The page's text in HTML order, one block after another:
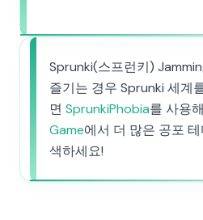
Sprunki(스프런키)
즐기는 경우 Sprunki 세계
면 SprunkiPhobia를 사용
Game에서 더 많은 공포
색하세요!